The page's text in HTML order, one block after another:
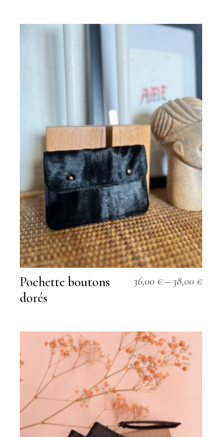
Pochette boutons
dorés
36,00 €– 38,00 €